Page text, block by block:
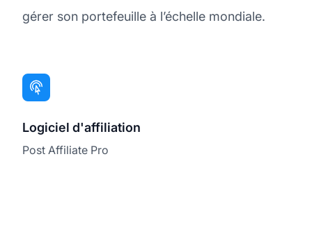
gérer son portefeuille à l’échelle mondiale.
Logiciel d'affiliation
Post Affiliate Pro